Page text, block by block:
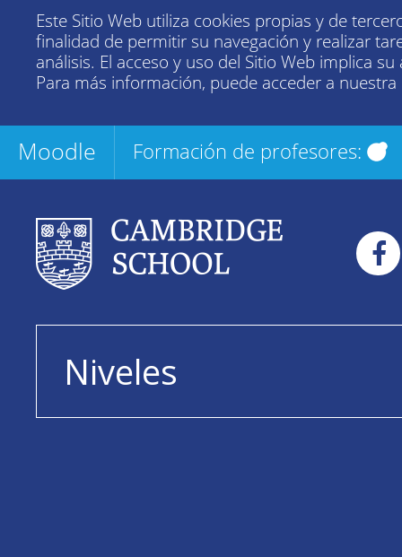
Este Sitio Web utiliza cookies propias y de
finalidad de permitir su navegación y realizar
análisis. El acceso y uso del Sitio Web implica su
Para más información, puede acceder a nuestra
Moodle Formación de profesores:
Niveles